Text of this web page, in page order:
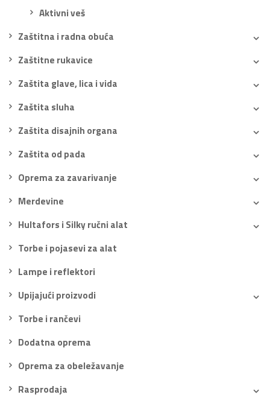
Aktivni veš
Zaštitna i radna obuća
Zaštitne rukavice
Zaštita glave, lica i vida
Zaštita sluha
Zaštita disajnih organa
Zaštita od pada
Oprema za zavarivanje
Merdevine
Hultafors i Silky ručni alat
Torbe i pojasevi za alat
Lampe i reflektori
Upijajući proizvodi
Torbe i rančevi
Dodatna oprema
Oprema za obeležavanje
Rasprodaja